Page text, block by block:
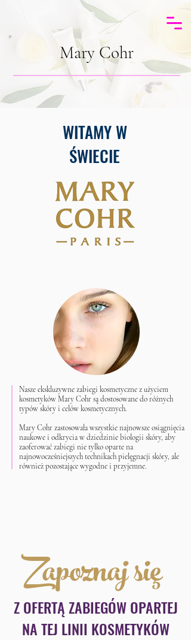
Mary Cohr
WITAMY W
ŚWIECIE
Nasze ekskluzywne zabiegi kosmetyczne z użyciem
kosmetyków Mary Cohr są dostosowane do różnych
typów skóry i celów kosmetycznych.
Mary Cohr zastosowała wszystkie najnowsze osiągnięcia
naukowe i odkrycia w dziedzinie biologii skóry, aby
zaoferować zabiegi nie tylko oparte na
najnowocześniejszych technikach pielęgnacji skóry, ale
również pozostające wygodne i przyjemne.
Z OFERTĄ ZABIEGÓW OPARTEJ
NA TEJ LINII KOSMETYKÓW
Zapoznaj się